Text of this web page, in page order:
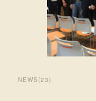
NEWS (23)